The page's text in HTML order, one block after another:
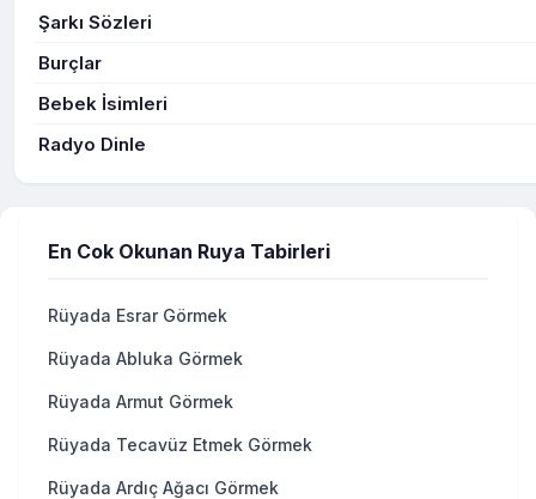
Şarkı Sözleri
Burçlar
Bebek İsimleri
Radyo Dinle
En Cok Okunan Ruya Tabirleri
Rüyada Esrar Görmek
Rüyada Abluka Görmek
Rüyada Armut Görmek
Rüyada Tecavüz Etmek Görmek
Rüyada Ardıç Ağacı Görmek